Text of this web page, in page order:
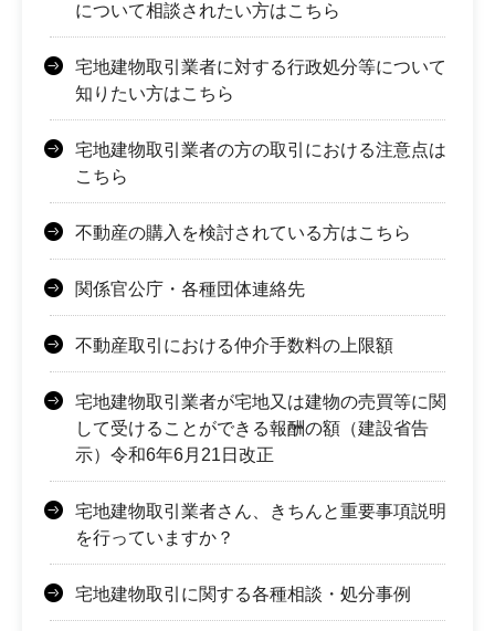
について相談されたい方はこちら
宅地建物取引業者に対する行政処分等について
知りたい方はこちら
宅地建物取引業者の方の取引における注意点は
こちら
不動産の購入を検討されている方はこちら
関係官公庁・各種団体連絡先
不動産取引における仲介手数料の上限額
宅地建物取引業者が宅地又は建物の売買等に関
して受けることができる報酬の額（建設省告
示）令和6年6月21日改正
宅地建物取引業者さん、きちんと重要事項説明
を行っていますか？
宅地建物取引に関する各種相談・処分事例